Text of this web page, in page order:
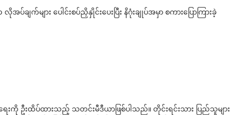
ပ်ချက်များ ပေါင်းစပ်ညှိနှိုင်းပေးပြီး နိဂုံးချုပ်အမှာ စကားပြောကြားခဲ့
းကို ဦးထိပ်ထားသည့် သတင်းမီဒီယာဖြစ်ပါသည်။ တိုင်းရင်းသား ပြည်သူများ